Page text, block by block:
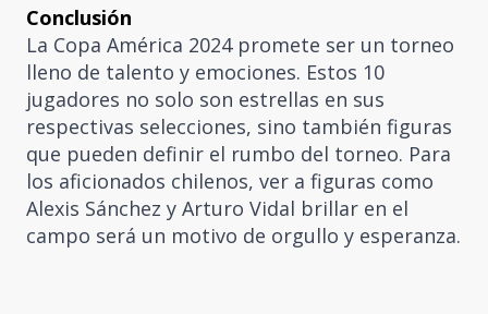
Conclusión
La Copa América 2024 promete ser un torneo
lleno de talento y emociones. Estos 10
jugadores no solo son estrellas en sus
respectivas selecciones, sino también figuras
que pueden definir el rumbo del torneo. Para
los aficionados chilenos, ver a figuras como
Alexis Sánchez y Arturo Vidal brillar en el
campo será un motivo de orgullo y esperanza.